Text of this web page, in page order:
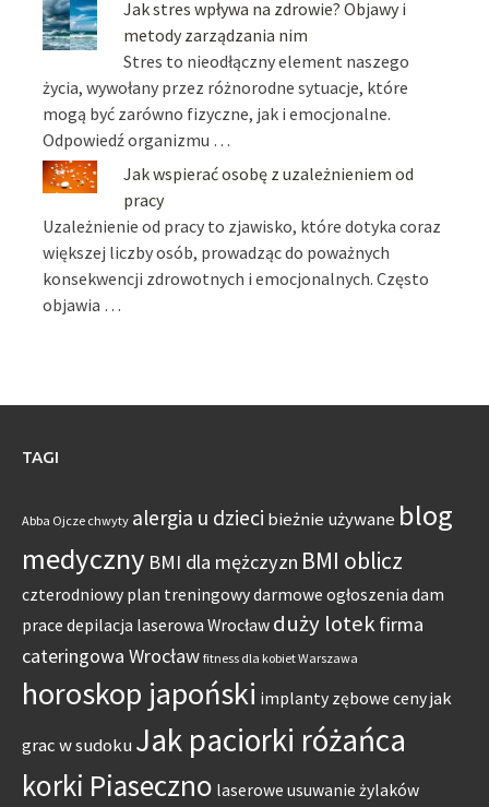
Jak stres wpływa na zdrowie? Objawy i
metody zarządzania nim
Stres to nieodłączny element naszego
życia, wywołany przez różnorodne sytuacje, które
mogą być zarówno fizyczne, jak i emocjonalne.
Odpowiedź organizmu …
Jak wspierać osobę z uzależnieniem od
pracy
Uzależnienie od pracy to zjawisko, które dotyka coraz
większej liczby osób, prowadząc do poważnych
konsekwencji zdrowotnych i emocjonalnych. Często
objawia …
TAGI
Abba Ojcze chwyty alergia u dzieci bieżnie używane blog
medyczny BMI dla mężczyzn BMI oblicz
czterodniowy plan treningowydarmowe ogłoszenia dam
prace depilacja laserowa Wrocław duży lotekfirma
cateringowa Wrocław fitness dla kobiet Warszawa
horoskop japoński implanty zębowe cenyjak
grac w sudoku Jak paciorki różańca
korki Piaseczno laserowe usuwanie żylaków